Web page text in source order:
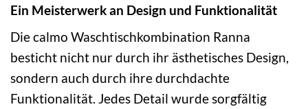
Ein Meisterwerk an Design und Funktionalität
Die calmo Waschtischkombination Ranna
besticht nicht nur durch ihr ästhetisches Design,
sondern auch durch ihre durchdachte
Funktionalität. Jedes Detail wurde sorgfältig